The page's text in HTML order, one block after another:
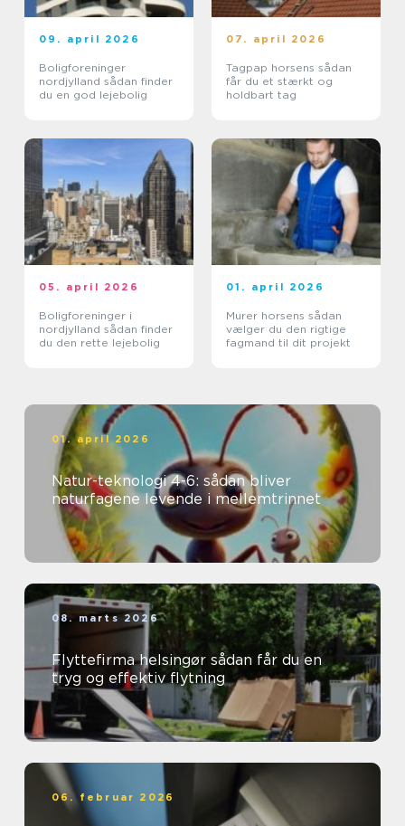
09. april 2026
Boligforeninger
nordjylland sådan finder
du en god lejebolig
07. april 2026
Tagpap horsens sådan
får du et stærkt og
holdbart tag
05. april 2026
Boligforeninger i
nordjylland sådan finder
du den rette lejebolig
01. april 2026
Murer horsens sådan
vælger du den rigtige
fagmand til dit projekt
01. april 2026
Natur-teknologi 4-6: sådan bliver
naturfagene levende i mellemtrinnet
08. marts 2026
Flyttefirma helsingør sådan får du en
tryg og effektiv flytning
06. februar 2026